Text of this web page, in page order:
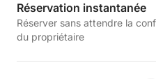
Réservation instantanée
Réserver sans attendre la
du propriétaire